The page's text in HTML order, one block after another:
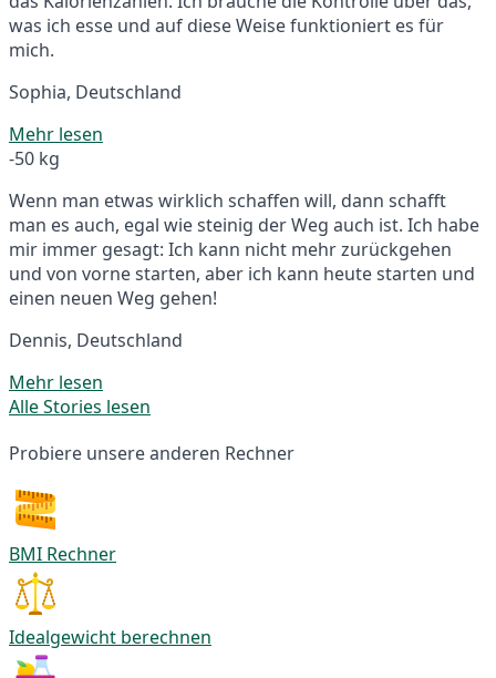
was ich esse und auf diese Weise funktioniert es für
mich.
Sophia, Deutschland
Mehr lesen
-50 kg
Wenn man etwas wirklich schaffen will, dann schafft
man es auch, egal wie steinig der Weg auch ist. Ich habe
mir immer gesagt: Ich kann nicht mehr zurückgehen
und von vorne starten, aber ich kann heute starten und
einen neuen Weg gehen!
Dennis, Deutschland
Mehr lesen
Alle Stories lesen
Probiere unsere anderen Rechner
BMI Rechner
Idealgewicht berechnen